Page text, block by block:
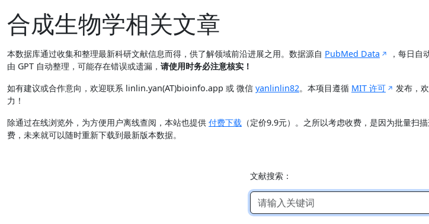
合成生物学相关文章
本数据库通过收集和整理最新科研文献信息而得，供了解领域前沿进展之用。数据源自 PubMed Data ，每日自
由 GPT 自动整理，可能存在错误或遗漏， 请使用时务必注意核实！
如有建议或合作意向，欢迎联系 linlin.yan(AT)bioinfo.app 或 微信 yanlinlin82。本项目遵循 MIT 许可 发布，
力！
除通过在线浏览外，为方便用户离线查阅，本站也提供 付费下载 （定价9.9元）。之所以考虑收费，是因为批量扫
费，未来就可以随时重新下载到最新版本数据。
文献搜索：